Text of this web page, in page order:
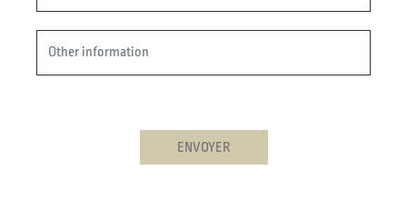
ENVOYER